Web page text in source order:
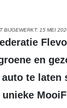
BIJGEWERKT: 15 MEI
en
te laten